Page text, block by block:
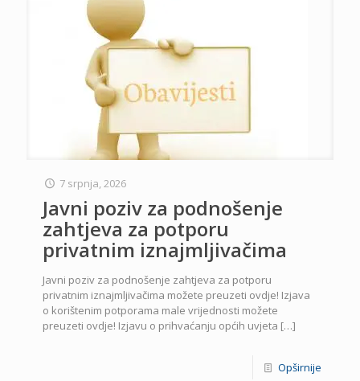
7 srpnja, 2026
Javni poziv za podnošenje
zahtjeva za potporu
privatnim iznajmljivačima
Javni poziv za podnošenje zahtjeva za potporu
privatnim iznajmljivačima možete preuzeti ovdje! Izjava
o korištenim potporama male vrijednosti možete
preuzeti ovdje! Izjavu o prihvaćanju općih uvjeta […]
Opširnije